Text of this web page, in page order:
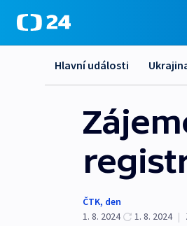
Hlavní události
ČTK, den
1. 8. 2024
1. 8. 2024 |